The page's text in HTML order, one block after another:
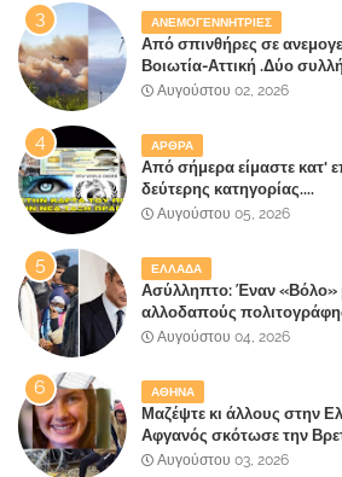
ΑΝΕΜΟΓΕΝΝΗΤΡΙΕΣ
Από σπινθήρες σε
Βοιωτία-Αττική .Δύο
την λάθος διαχείριση της
Αυγούστου 02, 2026
ΑΡΘΡΑ
Από σήμερα είμαστε κατ'
δεύτερης κατηγορίας....
Αυγούστου 05, 2026
ΕΛΛΑΔΑ
Ασύλληπτο: Έναν «Βόλο»
αλλοδαπούς
κυβέρνηση!
Αυγούστου 04, 2026
ΑΘΗΝΑ
Μαζέψτε κι άλλους στην
Αφγανός σκότωσε την
κάνει τη σύντροφό του
Αυγούστου 03, 2026